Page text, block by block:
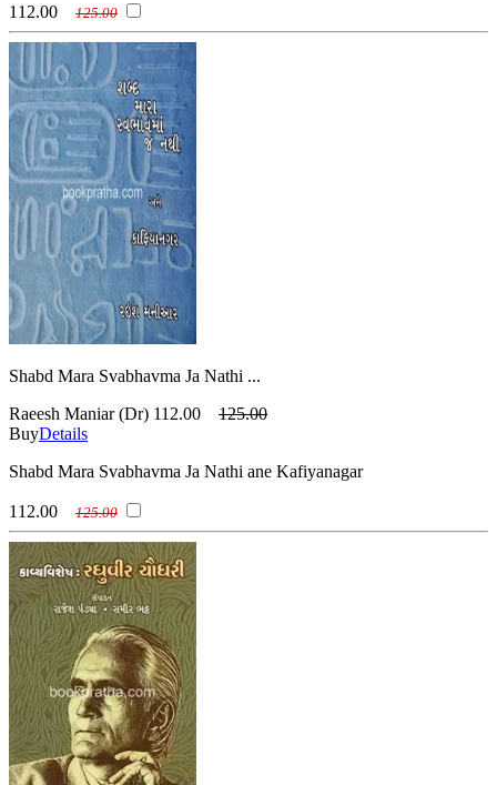
112.00 125.00
Shabd Mara Svabhavma Ja Nathi ...
Raeesh Maniar (Dr) 112.00
125.00
BuyDetails
Shabd Mara Svabhavma Ja Nathi ane Kafiyanagar
112.00 125.00